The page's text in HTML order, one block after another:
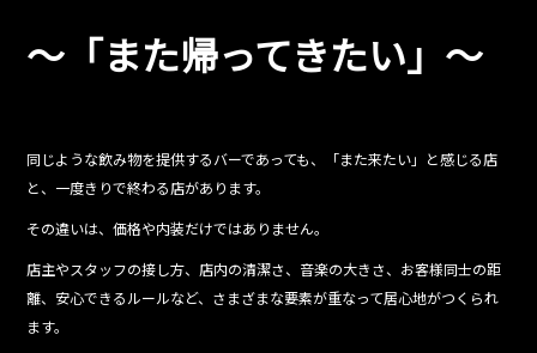
o
～「また帰ってきたい」～
同じような飲み物を提供するバーであっても、「また来たい」と感じる店
と、一度きりで終わる店があります。
その違いは、価格や内装だけではありません。
店主やスタッフの接し方、店内の清潔さ、音楽の大きさ、お客様同士の距
離、安心できるルールなど、さまざまな要素が重なって居心地がつくられ
ます。